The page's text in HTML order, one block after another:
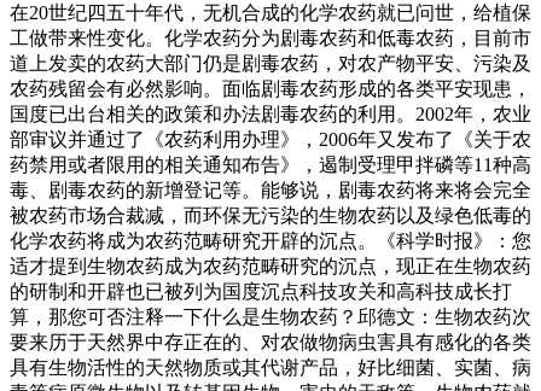
在20世纪四五十年代，无机合成的化学农药就已问世，给植保
工做带来性变化。化学农药分为剧毒农药和低毒农药，目前市
道上发卖的农药大部门仍是剧毒农药，对农产物平安、污染及
农药残留会有必然影响。面临剧毒农药形成的各类平安现患，
国度已出台相关的政策和办法剧毒农药的利用。2002年，农业
部审议并通过了《农药利用办理》，2006年又发布了《关于农
药禁用或者限用的相关通知布告》，遏制受理甲拌磷等11种高
毒、剧毒农药的新增登记等。能够说，剧毒农药将来将会完全
被农药市场合裁减，而环保无污染的生物农药以及绿色低毒的
化学农药将成为农药范畴研究开辟的沉点。《科学时报》：您
适才提到生物农药成为农药范畴研究的沉点，现正在生物农药
的研制和开辟也已被列为国度沉点科技攻关和高科技成长打
算，那您可否注释一下什么是生物农药？邱德文：生物农药次
要来历于天然界中存正在的、对农做物病虫害具有感化的各类
具有生物活性的天然物质或其代谢产品，好比细菌、实菌、病